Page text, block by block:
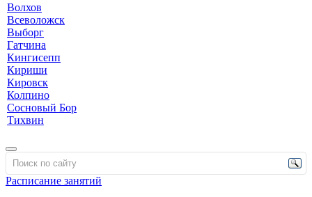
Волхов
Всеволожск
Выборг
Гатчина
Кингисепп
Кириши
Кировск
Колпино
Сосновый Бор
Тихвин
Расписание занятий